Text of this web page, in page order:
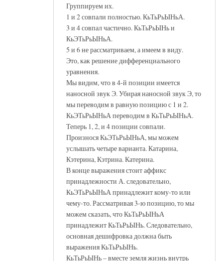
Группируем их.
1 и 2 совпали полностью. КьТьРьЫНьА.
3 и 4 совпал частично. КьТьРьЫНь и
КьЭТьРьЫНьА.
5 и 6 не рассматриваем, а имеем в виду.
Это, как решение дифференциального
уравнения.
Мы видим, что в 4-й позиции имеется
наносной звук Э. Убирая наносной звук Э, то
мы переводим в равную позицию с 1 и 2.
КьЭТьРьЫНьА переводим в КьТьРьЫНьА.
Теперь 1, 2, и 4 позиции совпали.
Произнося КьЭТьРьЫНьА, мы можем
услышать четыре варианта. Катарина,
Кэтерина, Кэтрина. Катерина.
В конце выражения стоит аффикс
принадлежности А. следовательно,
КьЭТьРьЫНьА принадлежит кому-то или
чему-то. Рассматривая 3-ю позицию, то мы
можем сказать, что КьТьРьЫНьА
принадлежит КьТьРьЫНь. Следовательно,
основная дешифровка должна быть
выражения КьТьРьЫНь.
КьТьРьЫНь – вместе земля жизнь внутрь